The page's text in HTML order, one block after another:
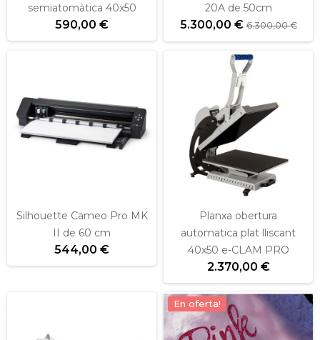
semiatomàtica 40x50
590,00 €
20A de 50cm
5.300,00 €6.300,00 €
Silhouette Cameo Pro MK
II de 60 cm
544,00 €
Planxa obertura
automatica plat lliscant
40x50 e-CLAM PRO
2.370,00 €
En oferta!